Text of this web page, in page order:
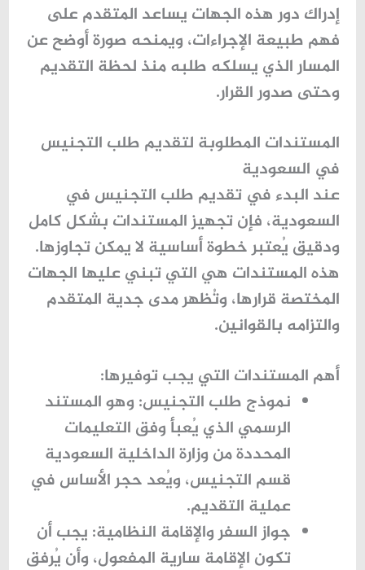
إدراك دور هذه الجهات يساعد المتقدم على
فهم طبيعة الإجراءات، ويمنحه صورة أوضح عن
المسار الذي يسلكه طلبه منذ لحظة التقديم
وحتى صدور القرار.
المستندات المطلوبة لتقديم طلب التجنيس
في السعودية
عند البدء في تقديم طلب التجنيس في
السعودية، فإن تجهيز المستندات بشكل كامل
ودقيق يُعتبر خطوة أساسية لا يمكن تجاوزها.
هذه المستندات هي التي تبني عليها الجهات
المختصة قرارها، وتُظهر مدى جدية المتقدم
والتزامه بالقوانين.
أهم المستندات التي يجب توفيرها:
نموذج طلب التجنيس: وهو المستند
الرسمي الذي يُعبأ وفق التعليمات
المحددة من وزارة الداخلية السعودية
قسم التجنيس، ويُعد حجر الأساس في
عملية التقديم.
جواز السفر والإقامة النظامية: يجب أن
تكون الإقامة سارية المفعول، وأن يُرفق